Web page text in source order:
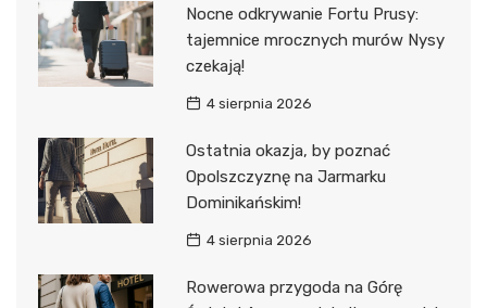
Nocne odkrywanie Fortu Prusy:
tajemnice mrocznych murów Nysy
czekają!
4 sierpnia 2026
Ostatnia okazja, by poznać
Opolszczyznę na Jarmarku
Dominikańskim!
4 sierpnia 2026
Rowerowa przygoda na Górę